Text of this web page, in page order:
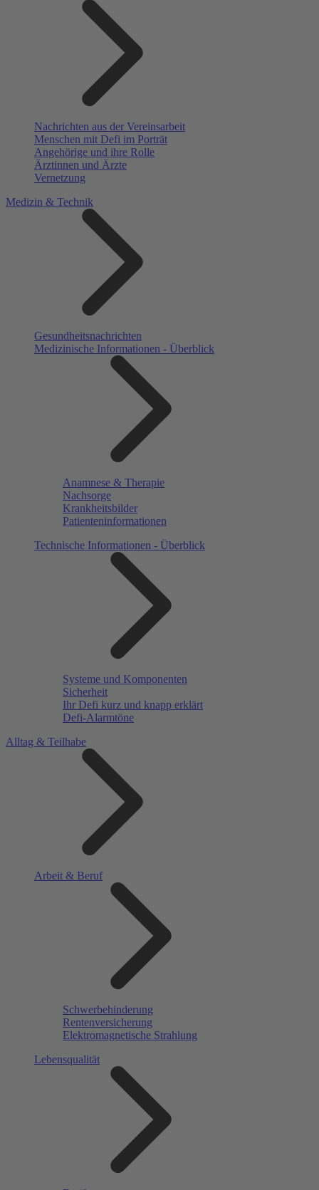
Nachrichten aus der Vereinsarbeit
Menschen mit Defi im Porträt
Angehörige und ihre Rolle
Ärztinnen und Ärzte
Vernetzung
Medizin & Technik
Gesundheitsnachrichten
Medizinische Informationen - Überblick
Anamnese & Therapie
Nachsorge
Krankheitsbilder
Patienteninformationen
Technische Informationen - Überblick
Systeme und Komponenten
Sicherheit
Ihr Defi kurz und knapp erklärt
Defi-Alarmtöne
Alltag & Teilhabe
Arbeit & Beruf
Schwerbehinderung
Rentenversicherung
Elektromagnetische Strahlung
Lebensqualität